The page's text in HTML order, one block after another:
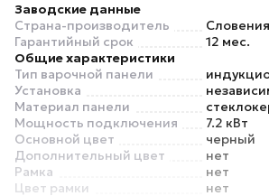
Заводские данные
Страна-производитель
Словения
Гарантийный срок
12 мес.
Общие характеристики
Тип варочной панели
Установка
Материал панели
Мощность подключения
7.2 кВт
Основной цвет
черный
Дополнительный цвет
нет
Рамка
нет
Цвет рамки
нет